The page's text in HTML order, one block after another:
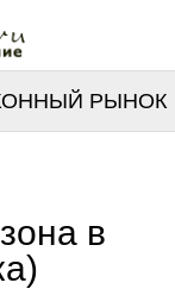
РЫНОК
в